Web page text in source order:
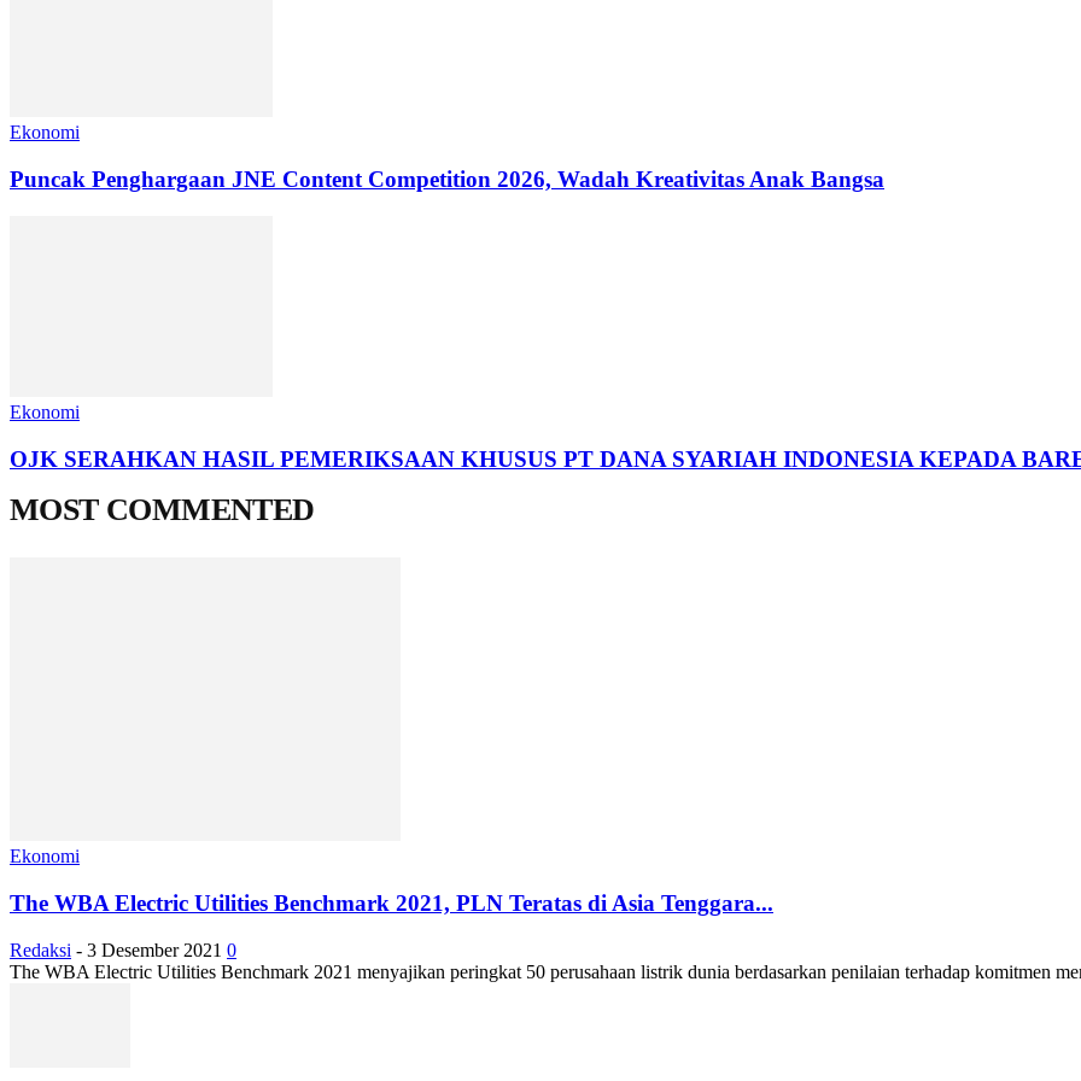
Ekonomi
Puncak Penghargaan JNE Content Competition 2026, Wadah Kreativitas Anak Bangsa
Ekonomi
OJK SERAHKAN HASIL PEMERIKSAAN KHUSUS PT DANA SYARIAH INDONESIA KEPADA
MOST COMMENTED
Ekonomi
The WBA Electric Utilities Benchmark 2021, PLN Teratas di Asia Tenggara...
Redaksi - 3 Desember 2021 0
The WBA Electric Utilities Benchmark 2021 menyajikan peringkat 50 perusahaan listrik dunia berdasarkan penilaian terhadap komitmen